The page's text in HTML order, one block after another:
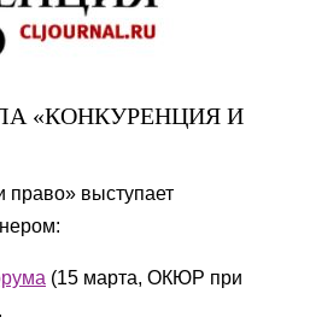
«КОНКУРЕНЦИЯ И
право» выступает
(15 марта, ОКЮР при